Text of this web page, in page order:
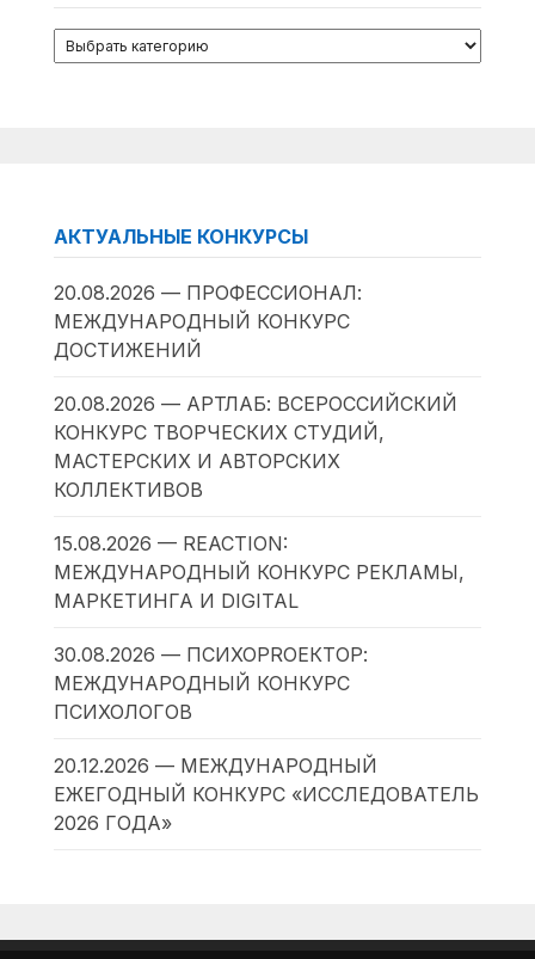
АКТУАЛЬНЫЕ КОНКУРСЫ
20.08.2026 — ПРОФЕССИОНАЛ:
МЕЖДУНАРОДНЫЙ КОНКУРС
ДОСТИЖЕНИЙ
20.08.2026 — АРТЛАБ: ВСЕРОССИЙСКИЙ
КОНКУРС ТВОРЧЕСКИХ СТУДИЙ,
МАСТЕРСКИХ И АВТОРСКИХ
КОЛЛЕКТИВОВ
15.08.2026 — REACTION:
МЕЖДУНАРОДНЫЙ КОНКУРС РЕКЛАМЫ,
МАРКЕТИНГА И DIGITAL
30.08.2026 — ПСИХОPROЕКТОР:
МЕЖДУНАРОДНЫЙ КОНКУРС
ПСИХОЛОГОВ
20.12.2026 — МЕЖДУНАРОДНЫЙ
ЕЖЕГОДНЫЙ КОНКУРС «ИССЛЕДОВАТЕЛЬ
2026 ГОДА»